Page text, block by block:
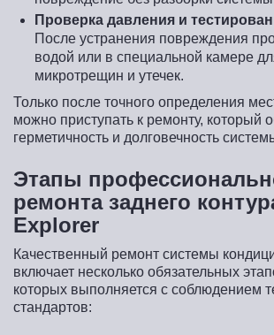
Проверка давления и
После устранения повреждения
водой или в специальной камере
микротрещин и утечек.
Только после точного определения
можно приступать к ремонту, который
герметичность и долговечность
Этапы
ремонта заднего
Explorer
Качественный ремонт системы
включает несколько обязательных
которых выполняется с соблюдением
стандартов: